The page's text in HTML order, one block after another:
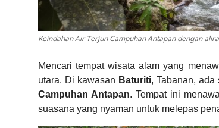
Keindahan Air Terjun Campuhan Antapan dengan
Mencari tempat wisata alam yang
utara. Di kawasan Baturiti, Tabanan,
Campuhan Antapan. Tempat ini
suasana yang nyaman untuk melepas